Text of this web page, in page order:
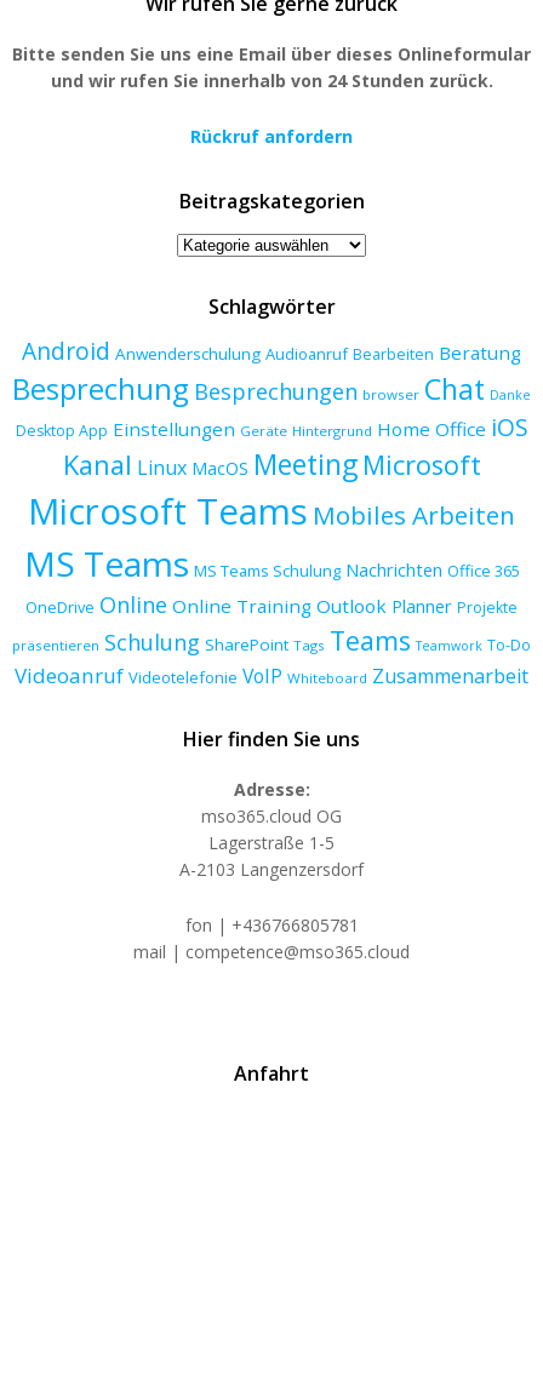
Bitte senden Sie uns eine Email über dieses Onlineformular
und wir rufen Sie innerhalb von 24 Stunden zurück.
Rückruf anfordern
Beitragskategorien
Beitragskategorien
Schlagwörter
Android Anwenderschulung Audioanruf Bearbeiten Beratung
Besprechung Besprechungen browser Chat Danke
Desktop App Einstellungen Geräte Hintergrund Home Office iOS
Kanal Linux MacOS Meeting Microsoft
Microsoft Teams Mobiles Arbeiten
MS Teams MS Teams Schulung Nachrichten Office 365
OneDrive Online Online Training Outlook Planner Projekte
präsentieren Schulung SharePoint Tags Teams Teamwork To-Do
Videoanruf Videotelefonie VoIP Whiteboard Zusammenarbeit
Hier finden Sie uns
Adresse:
mso365.cloud OG
Lagerstraße 1-5
A-2103 Langenzersdorf
fon | +436766805781
mail | competence@mso365.cloud
Anfahrt